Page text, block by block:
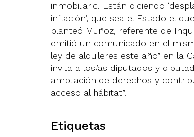
inmobiliario. Están diciendo
inflación’, que sea el Estado el
planteó Muñoz, referente de
emitió un comunicado en el
ley de alquileres este año” en la
invita a los/as diputados y
ampliación de derechos y
acceso al hábitat”.
Etiquetas